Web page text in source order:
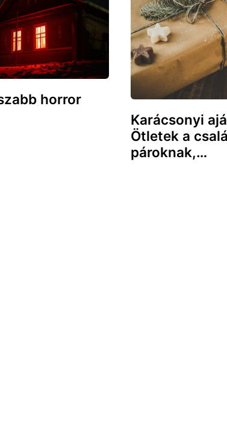
horror
Karácsonyi
Ötletek a
pároknak,…